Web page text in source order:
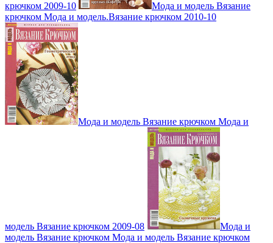
крючком 2009-10
Мода и модель Вязание
крючком Мода и модель.Вязание крючком 2010-10
Мода и модель Вязание крючком Мода и
модель Вязание крючком 2009-08
Мода и
модель Вязание крючком Мода и модель Вязание крючком